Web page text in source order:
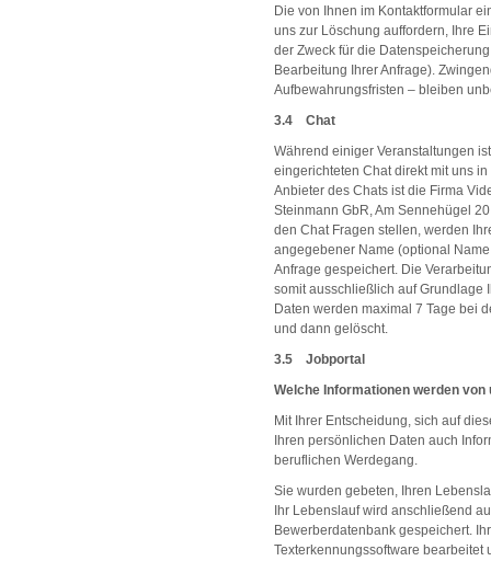
Die von Ihnen im Kontaktformular
uns zur Löschung auffordern, Ihre
der Zweck für die
Bearbeitung Ihrer Anfrage).
Aufbewahrungsfristen – bleiben
3.4 Chat
Während einiger Veranstaltungen
eingerichteten Chat direkt mit uns
Anbieter des Chats ist die Firma
Steinmann GbR, Am Sennehügel
den Chat Fragen stellen, werden
angegebener Name (optional
Anfrage gespeichert. Die
somit ausschließlich auf Grundlage
Daten werden maximal 7 Tage bei
und dann gelöscht.
3.5 Jobportal
Welche Informationen werden
Mit Ihrer Entscheidung, sich auf
Ihren persönlichen Daten auch
beruflichen Werdegang.
Sie wurden gebeten, Ihren
Ihr Lebenslauf wird anschließend
Bewerberdatenbank gespeichert.
Texterkennungssoftware bearbeitet